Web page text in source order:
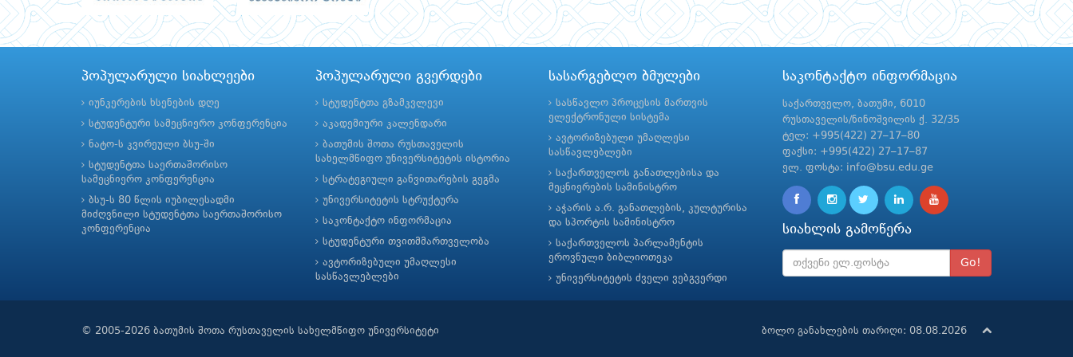
პოპულარული სიახლეები
იუნკერების ხსენების დღე
სტუდენტური სამეცნიერო კონფერენცია
ნატო-ს კვირეული ბსუ-ში
სტუდენტთა საერთაშორისო
სამეცნიერო კონფერენცია
ბსუ-ს 80 წლის იუბილესადმი
მიძღვნილი სტუდენტთა საერთაშორისო
კონფერენცია
პოპულარული გვერდები
სტუდენტთა გზამკვლევი
აკადემიური კალენდარი
ბათუმის შოთა რუსთაველის
სახელმწიფო უნივერსიტეტის ისტორია
სტრატეგიული განვითარების გეგმა
უნივერსიტეტის სტრუქტურა
საკონტაქტო ინფორმაცია
სტუდენტური თვითმმართველობა
ავტორიზებული უმაღლესი
სასწავლებლები
სასარგებლო ბმულები
სასწავლო პროცესის მართვის
ელექტრონული სისტემა
ავტორიზებული უმაღლესი
სასწავლებლები
საქართველოს განათლებისა და
მეცნიერების სამინისტრო
აჭარის ა.რ. განათლების, კულტურისა
და სპორტის სამინისტრო
საქართველოს პარლამენტის
ეროვნული ბიბლიოთეკა
უნივერსიტეტის ძველი ვებგვერდი
საკონტაქტო ინფორმაცია
საქართველო, ბათუმი, 6010
რუსთაველის/ნინოშვილის ქ. 32/35
ტელ: +995(422) 27–17–80
ფაქსი: +995(422) 27–17–87
ელ. ფოსტა: info@bsu.edu.ge
სიახლის გამოწერა
Go!
© 2005-2026 ბათუმის შოთა რუსთაველის სახელმწიფო უნივერსიტეტი ბოლო განახლების თარიღი: 08.08.2026